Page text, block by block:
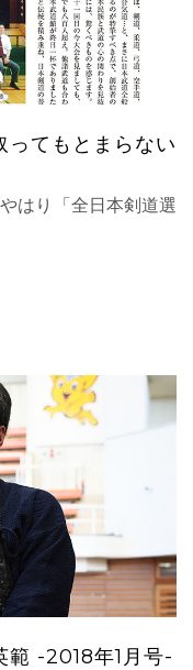
ってもとまらない
はり「全日本剣道選
範 -2018年1月号-